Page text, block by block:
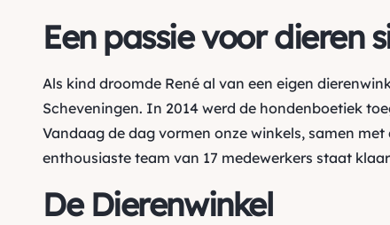
Een passie voor dieren
Als kind droomde René al van een eigen
Scheveningen. In 2014 werd de hondenboetiek
Vandaag de dag vormen onze winkels, samen
enthousiaste team van 17 medewerkers staat
De Dierenwinkel